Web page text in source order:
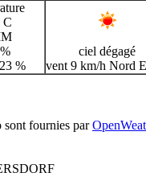
C
%
ciel dégagé
vent 9 km/h Nord
sont fournies par